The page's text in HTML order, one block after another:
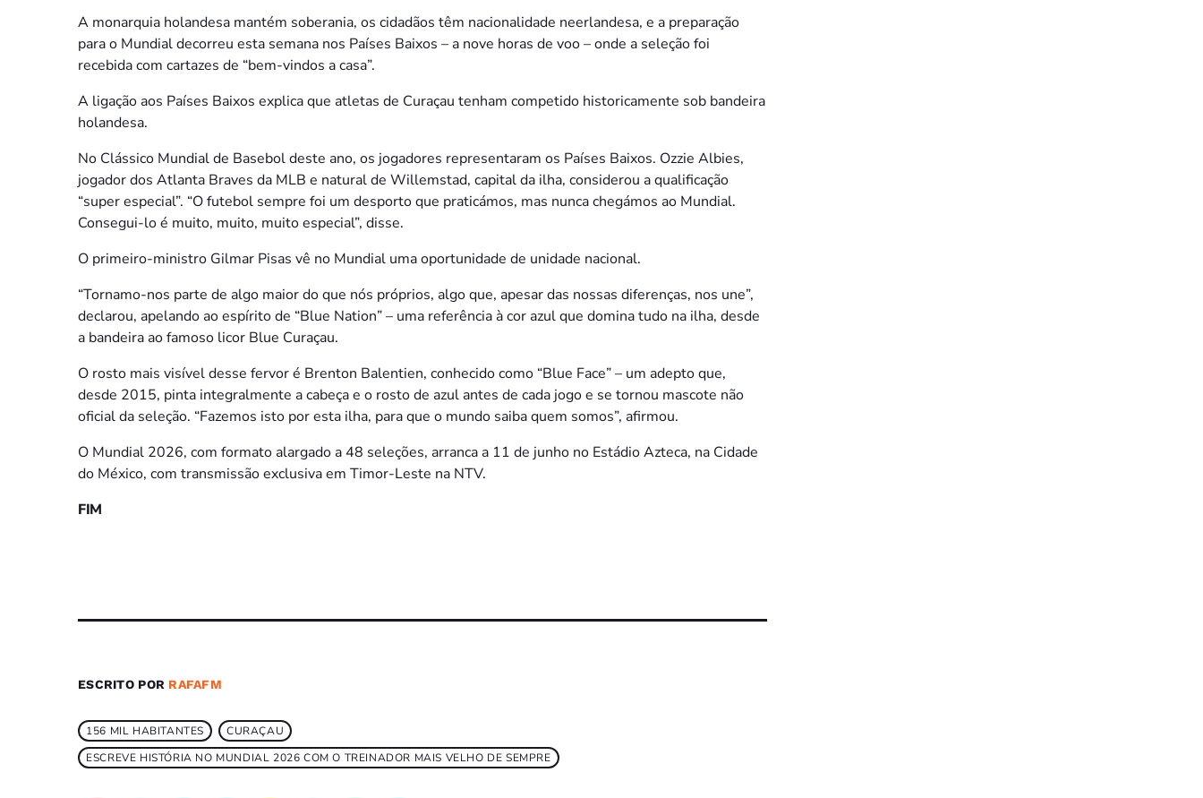
A monarquia holandesa mantém soberania, os cidadãos têm nacionalidade neerlandesa, e a preparação
para o Mundial decorreu esta semana nos Países Baixos – a nove horas de voo – onde a seleção foi
recebida com cartazes de “bem-vindos a casa”.
A ligação aos Países Baixos explica que atletas de Curaçau tenham competido historicamente sob bandeira
holandesa.
No Clássico Mundial de Basebol deste ano, os jogadores representaram os Países Baixos. Ozzie Albies,
jogador dos Atlanta Braves da MLB e natural de Willemstad, capital da ilha, considerou a qualificação
“super especial”. “O futebol sempre foi um desporto que praticámos, mas nunca chegámos ao Mundial.
Consegui-lo é muito, muito, muito especial”, disse.
O primeiro-ministro Gilmar Pisas vê no Mundial uma oportunidade de unidade nacional.
“Tornamo-nos parte de algo maior do que nós próprios, algo que, apesar das nossas diferenças, nos une”,
declarou, apelando ao espírito de “Blue Nation” – uma referência à cor azul que domina tudo na ilha, desde
a bandeira ao famoso licor Blue Curaçau.
O rosto mais visível desse fervor é Brenton Balentien, conhecido como “Blue Face” – um adepto que,
desde 2015, pinta integralmente a cabeça e o rosto de azul antes de cada jogo e se tornou mascote não
oficial da seleção. “Fazemos isto por esta ilha, para que o mundo saiba quem somos”, afirmou.
O Mundial 2026, com formato alargado a 48 seleções, arranca a 11 de junho no Estádio Azteca, na Cidade
do México, com transmissão exclusiva em Timor-Leste na NTV.
FIM
ESCRITO POR RAFAFM
156 MIL HABITANTES
CURAÇAU
ESCREVE HISTÓRIA NO MUNDIAL 2026 COM O TREINADOR MAIS VELHO DE SEMPRE